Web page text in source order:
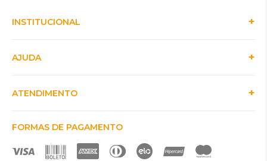
INSTITUCIONAL
AJUDA
ATENDIMENTO
FORMAS DE PAGAMENTO